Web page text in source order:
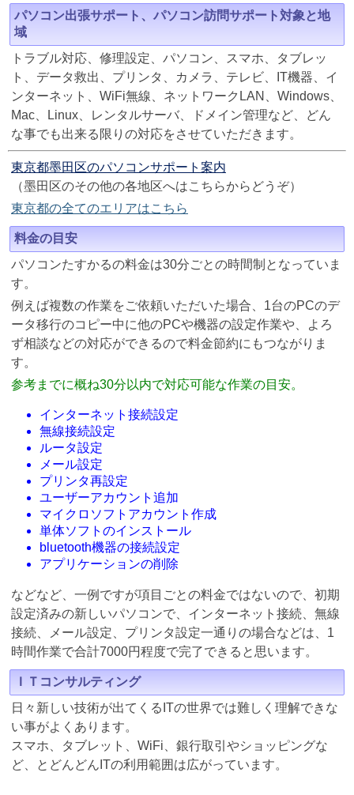
パソコン出張サポート、パソコン訪問サポート対象と地
域
トラブル対応、修理設定、パソコン、スマホ、タブレッ
ト、データ救出、プリンタ、カメラ、テレビ、IT機器、イ
ンターネット、WiFi無線、ネットワークLAN、Windows、
Mac、Linux、レンタルサーバ、ドメイン管理など、どん
な事でも出来る限りの対応をさせていただきます。
東京都墨田区のパソコンサポート案内
（墨田区のその他の各地区へはこちらからどうぞ）
東京都の全てのエリアはこちら
料金の目安
パソコンたすかるの料金は30分ごとの時間制となっていま
す。
例えば複数の作業をご依頼いただいた場合、1台のPCのデ
ータ移行のコピー中に他のPCや機器の設定作業や、よろ
ず相談などの対応ができるので料金節約にもつながりま
す。
参考までに概ね30分以内で対応可能な作業の目安。
インターネット接続設定
無線接続設定
ルータ設定
メール設定
プリンタ再設定
ユーザーアカウント追加
マイクロソフトアカウント作成
単体ソフトのインストール
bluetooth機器の接続設定
アプリケーションの削除
などなど、一例ですが項目ごとの料金ではないので、初期
設定済みの新しいパソコンで、インターネット接続、無線
接続、メール設定、プリンタ設定一通りの場合などは、1
時間作業で合計7000円程度で完了できると思います。
ＩＴコンサルティング
日々新しい技術が出てくるITの世界では難しく理解できな
い事がよくあります。
スマホ、タブレット、WiFi、銀行取引やショッピングな
ど、とどんどんITの利用範囲は広がっています。